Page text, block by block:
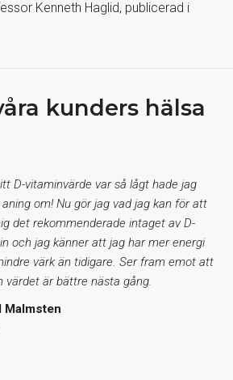
Kenneth Haglid, publicerad i
kunders hälsa
D-vitaminvärde var så lågt hade jag
aning om! Nu gör jag vad jag kan för att
det rekommenderade intaget av D-
och jag känner att jag har mer energi
värk än tidigare. Ser fram emot att
värdet är bättre nästa gång.
Malmsten